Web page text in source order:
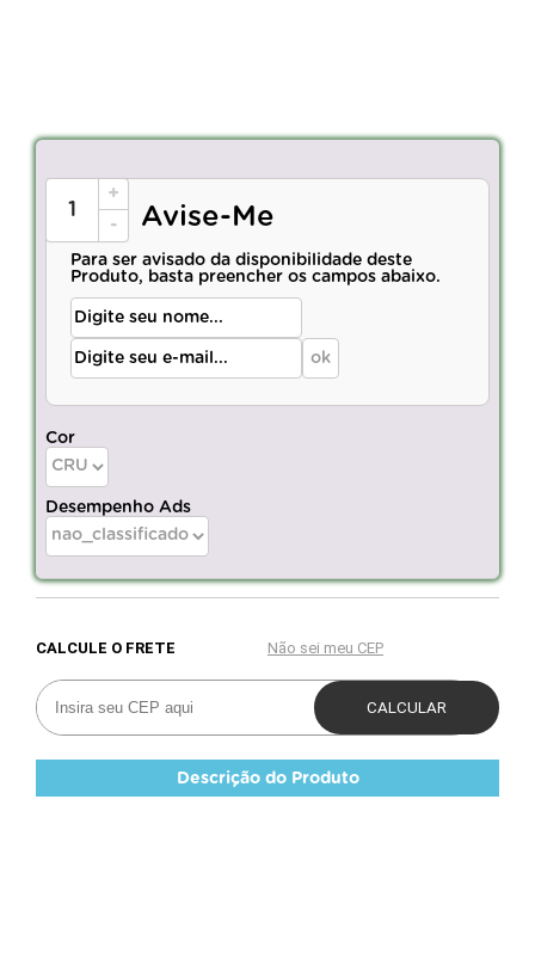
+
-
Avise-Me
Para ser avisado da disponibilidade deste
Produto, basta preencher os campos abaixo.
Cor
Desempenho Ads
Descrição do Produto